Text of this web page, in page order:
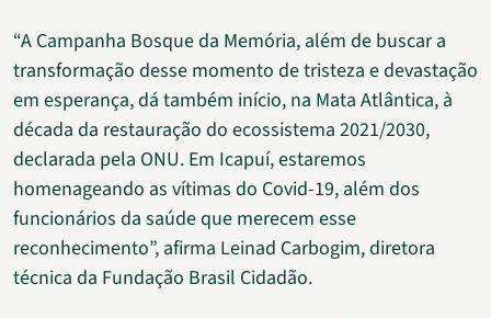
“A Campanha Bosque da Memória, além de buscar a
transformação desse momento de tristeza e devastação
em esperança, dá também início, na Mata Atlântica, à
década da restauração do ecossistema 2021/2030,
declarada pela ONU. Em Icapuí, estaremos
homenageando as vítimas do Covid-19, além dos
funcionários da saúde que merecem esse
reconhecimento”, afirma Leinad Carbogim, diretora
técnica da Fundação Brasil Cidadão.